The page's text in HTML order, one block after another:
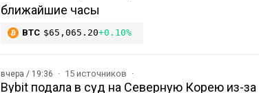
ближайшие часы
BTC $65,065.20+0.10%
вчера / 19:36 15 источников
Bybit подала в суд на Северную Корею из-